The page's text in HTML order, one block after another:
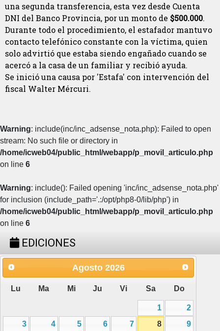
una segunda transferencia, esta vez desde Cuenta
DNI del Banco Provincia, por un monto de $500.000.
Durante todo el procedimiento, el estafador mantuvo
contacto telefónico constante con la víctima, quien
solo advirtió que estaba siendo engañado cuando se
acercó a la casa de un familiar y recibió ayuda.
Se inició una causa por 'Estafa' con intervención del
fiscal Walter Mércuri.
Warning: include(inc/inc_adsense_nota.php): Failed to open
stream: No such file or directory in
/home/icweb04/public_html/webapp/p_movil_articulo.php
on line 6
Warning: include(): Failed opening 'inc/inc_adsense_nota.php'
for inclusion (include_path='.:/opt/php8-0/lib/php') in
/home/icweb04/public_html/webapp/p_movil_articulo.php
on line 6
EDICIONES
Agosto 2026
Lu Ma Mi Ju Vi Sa Do
1
2
3
4 5 6 7 8 9